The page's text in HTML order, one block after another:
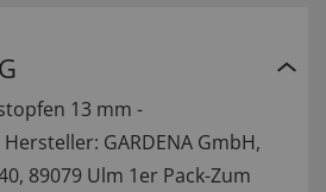
13 mm -
GARDENA GmbH,
89079 Ulm 1er Pack-Zum